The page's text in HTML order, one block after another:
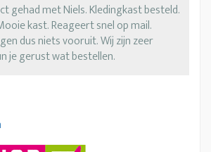
gehad met Niels. Kledingkast besteld.
kast. Reageert snel op mail.
dus niets vooruit. Wij zijn zeer
je gerust wat bestellen.